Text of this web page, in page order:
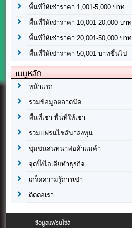
พื้นที่ให้เช่าราคา 1,001-5,000 บาท
พื้นที่ให้เช่าราคา 10,001-20,000 บาท
พื้นที่ให้เช่าราคา 20,001-50,000 บาท
พื้นที่ให้เช่าราคา 50,001 บาทขึ้นไป
เมนูหลัก
หน้าแรก
รวมข้อมูลตลาดนัด
พื้นที่เช่า พื้นที่ให้เช่า
รวมแฟรนไชส์น่าลงทุน
ชุมชนสนทนาพ่อค้าแม่ค้า
จุดปิ๊งไอเดียทำธุรกิจ
เกร็ดความรู้การเช่า
ติดต่อเรา
ข้อมูลแฟรนไชส์